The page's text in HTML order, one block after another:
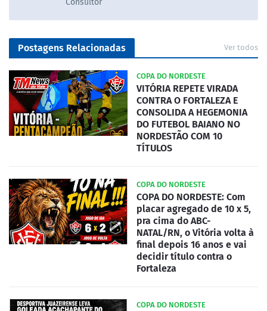
Consultor
Postagens Relacionadas Ver todos
COPA DO NORDESTE
VITÓRIA REPETE VIRADA
CONTRA O FORTALEZA E
CONSOLIDA A HEGEMONIA
DO FUTEBOL BAIANO NO
NORDESTÃO COM 10
TÍTULOS
COPA DO NORDESTE
COPA DO NORDESTE: Com
placar agregado de 10 x 5,
pra cima do ABC-
NATAL/RN, o Vitória volta à
final depois 16 anos e vai
decidir título contra o
Fortaleza
COPA DO NORDESTE